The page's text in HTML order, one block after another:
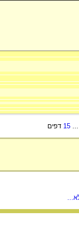
15 דפים